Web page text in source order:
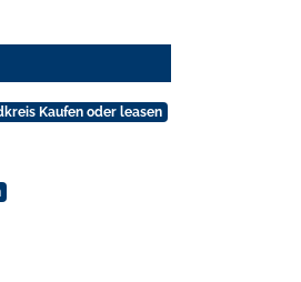
Kaufen oder leasen